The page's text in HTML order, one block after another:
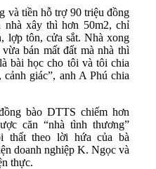
và tiền hỗ trợ 90 triệu đồng
nhà xây thì hơn 50m2, chỉ
lợp tôn, cửa sắt. Nhà xong
bán mất đất mà nhà thì
bài học cho tôi và tôi chia
giác”, anh A Phú chia
bào DTTS chiếm hơn
căn “nhà tình thương”
thất theo lời hứa của bà
doanh nghiệp K. Ngọc và
thực.